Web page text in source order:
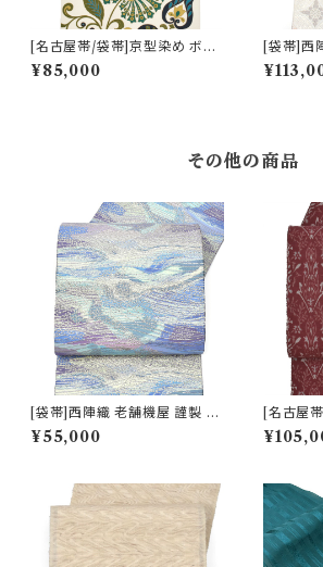
[名古屋帯/袋帯]京型染め ボタ
ニカル文様 京丹後産帯地 九寸
帯 正絹 日本製(商品番号:2239
¥85,000
[袋帯]西
製 唐織
銀ベース
その他の商品
[袋帯]西陣織 老舗機屋 謹製 金
華山織 正絹 日本製(商品番号:2
2460)
¥55,000
[名古屋
紙捺染絣
日本製(